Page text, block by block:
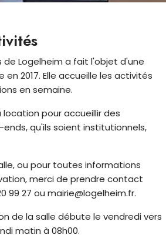
Logelheim a fait l'objet d'une
2017. Elle accueille les activités
en semaine.
location pour accueillir des
qu'ils soient institutionnels,
ou pour toutes informations
merci de prendre contact
99 27 ou mairie@logelheim.fr.
de la salle débute le vendredi vers
matin à 08h00.